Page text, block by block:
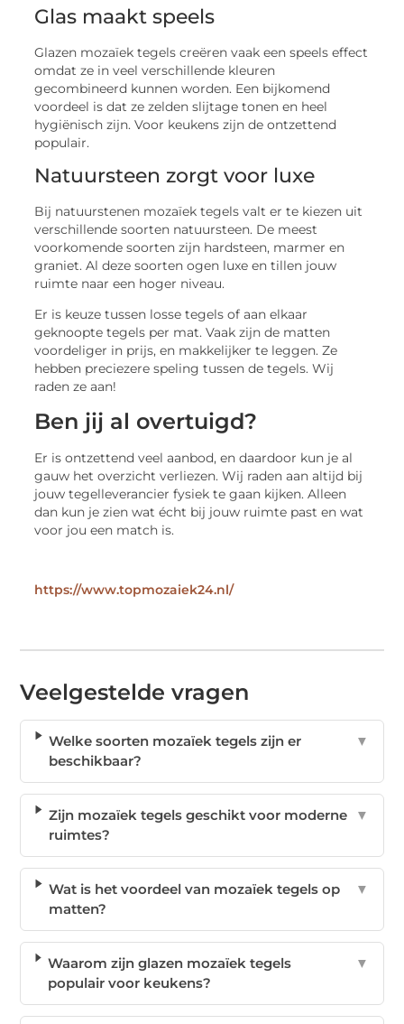
Glas maakt speels
Glazen mozaïek tegels creëren vaak een speels effect
omdat ze in veel verschillende kleuren
gecombineerd kunnen worden. Een bijkomend
voordeel is dat ze zelden slijtage tonen en heel
hygiënisch zijn. Voor keukens zijn de ontzettend
populair.
Natuursteen zorgt voor luxe
Bij natuurstenen mozaïek tegels valt er te kiezen uit
verschillende soorten natuursteen. De meest
voorkomende soorten zijn hardsteen, marmer en
graniet. Al deze soorten ogen luxe en tillen jouw
ruimte naar een hoger niveau.
Er is keuze tussen losse tegels of aan elkaar
geknoopte tegels per mat. Vaak zijn de matten
voordeliger in prijs, en makkelijker te leggen. Ze
hebben preciezere speling tussen de tegels. Wij
raden ze aan!
Ben jij al overtuigd?
Er is ontzettend veel aanbod, en daardoor kun je al
gauw het overzicht verliezen. Wij raden aan altijd bij
jouw tegelleverancier fysiek te gaan kijken. Alleen
dan kun je zien wat écht bij jouw ruimte past en wat
voor jou een match is.
https://www.topmozaiek24.nl/
Veelgestelde vragen
Welke soorten mozaïek tegels zijn er
beschikbaar?
▼
Zijn mozaïek tegels geschikt voor moderne
ruimtes?
▼
Wat is het voordeel van mozaïek tegels op
matten?
▼
Waarom zijn glazen mozaïek tegels
populair voor keukens?
▼